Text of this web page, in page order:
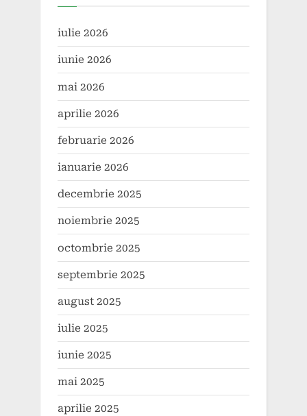
iulie 2026
iunie 2026
mai 2026
aprilie 2026
februarie 2026
ianuarie 2026
decembrie 2025
noiembrie 2025
octombrie 2025
septembrie 2025
august 2025
iulie 2025
iunie 2025
mai 2025
aprilie 2025